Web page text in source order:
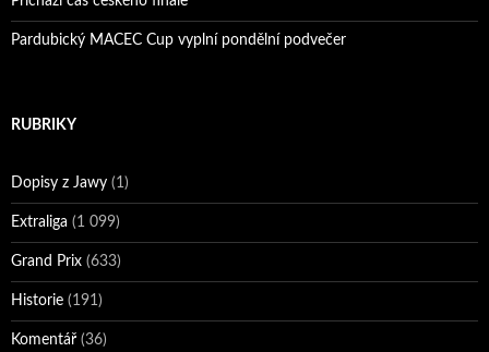
Pardubický MACEC Cup vyplní pondělní podvečer
RUBRIKY
Dopisy z Jawy (1)
Extraliga (1 099)
Grand Prix (633)
Historie (191)
Komentář (36)